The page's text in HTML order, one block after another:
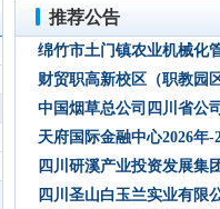
推荐公告
绵竹市土门镇农业机械化
林加油站双层管线隐患整
示
财贸职高新校区（职教园
设备采购项目采购公告
中国烟草总公司四川省公
平台扩容项目（第三次）
示
天府国际金融中心2026年-
养护服务采购项目比选公
四川研溪产业投资发展集
请第三方服务机构开展贸
四川圣山白玉兰实业有限
自贡市恒固恒建设工程有
四川巨安地晟能源化工
四川众铭建筑设计有限公
成都伯愈创艺传媒有限公
四川山里山外数字文旅
中咨海外咨询有限公司
国药集团四川南充医疗